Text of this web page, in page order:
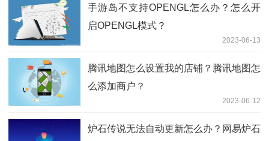
手游岛不支持OPENGL怎么办？怎么开
启OPENGL模式？
2023-06-13
腾讯地图怎么设置我的店铺？腾讯地图怎
么添加商户？
2023-06-12
炉石传说无法自动更新怎么办？网易炉石